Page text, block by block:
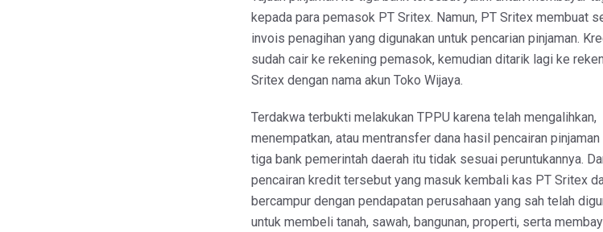
kepada para pemasok PT Sritex. Namun, PT Sritex membuat
invois penagihan yang digunakan untuk pencarian pinjaman.
sudah cair ke rekening pemasok, kemudian ditarik lagi ke
Sritex dengan nama akun Toko Wijaya.
Terdakwa terbukti melakukan TPPU karena telah mengalihkan,
menempatkan, atau mentransfer dana hasil pencairan pinjaman
tiga bank pemerintah daerah itu tidak sesuai peruntukannya.
pencairan kredit tersebut yang masuk kembali kas PT Sritex
bercampur dengan pendapatan perusahaan yang sah telah
untuk membeli tanah, sawah, bangunan, properti, serta